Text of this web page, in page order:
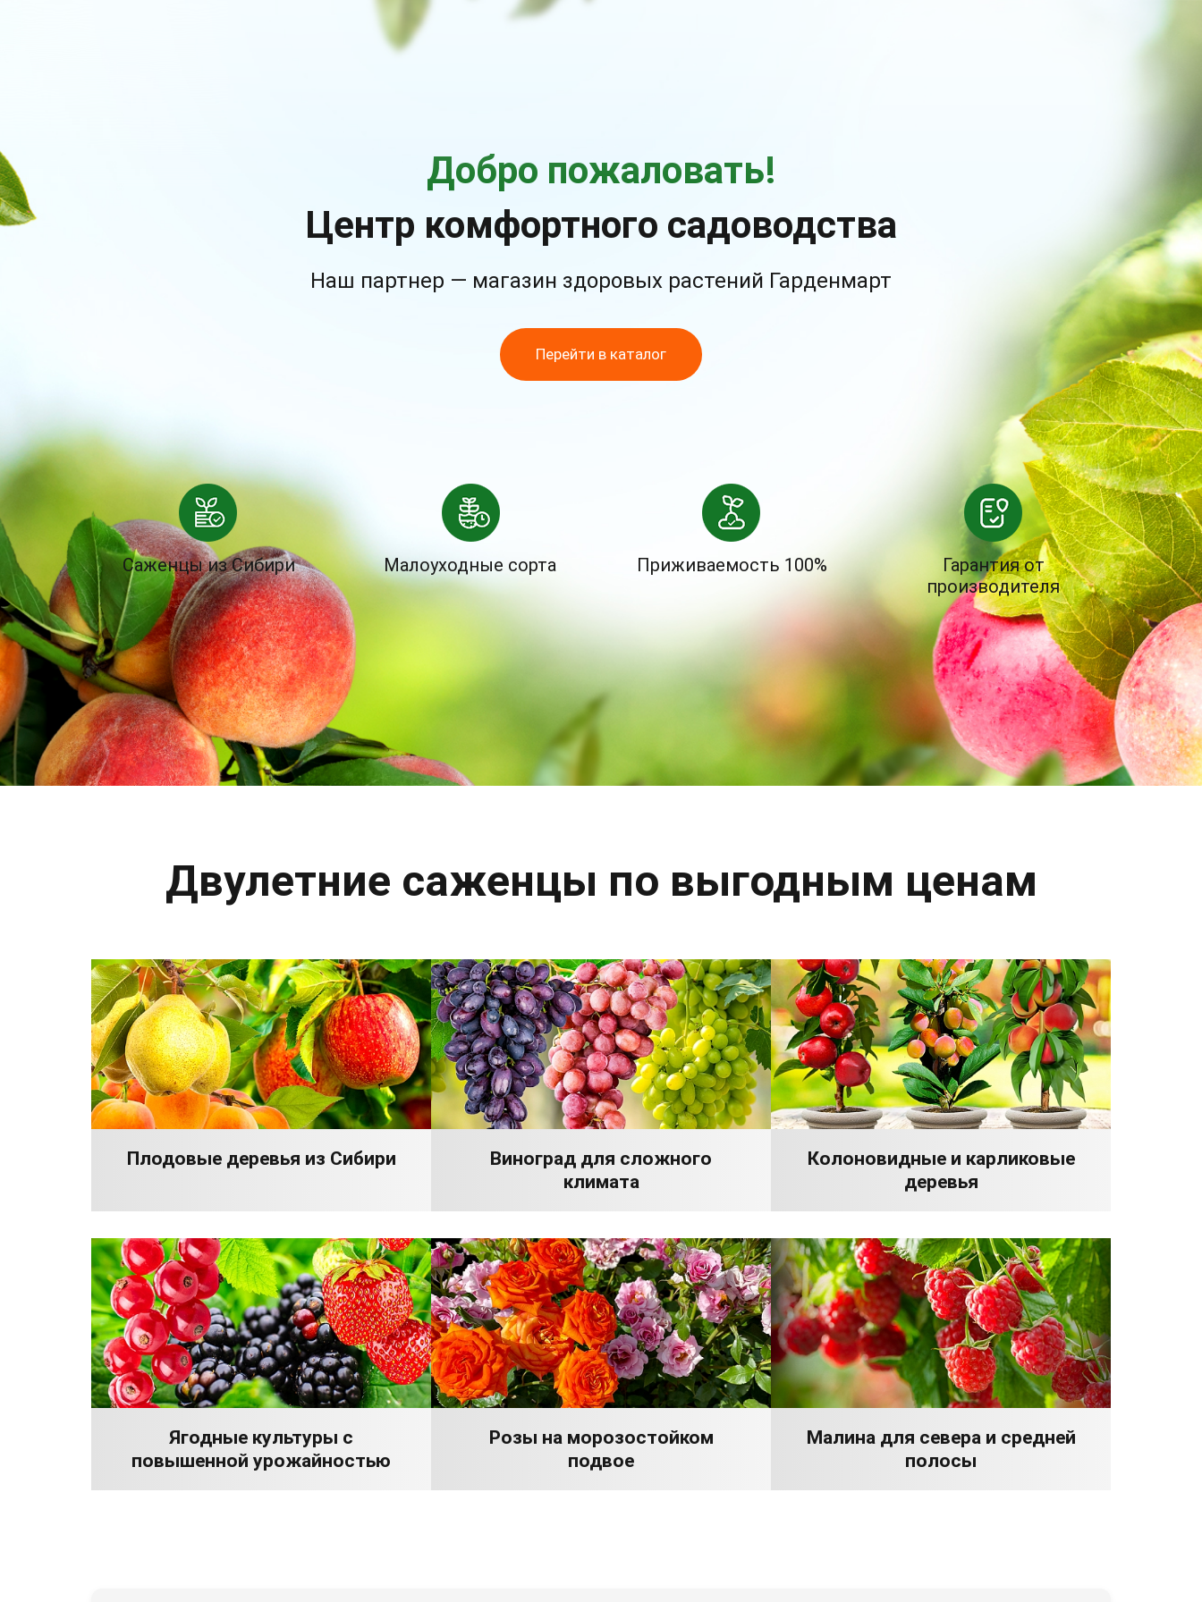
Добро пожаловать!
Центр комфортного садоводства
Наш партнер — магазин здоровых растений Гарденмарт
Перейти в каталог
Саженцы из Сибири Малоуходные сорта Приживаемость 100%
Гарантия от
производителя
Двулетние саженцы по выгодным ценам
Плодовые деревья из Сибири
Виноград для сложного
климата
Колоновидные и карликовые
деревья
Ягодные культуры с
повышенной урожайностью
Розы на морозостойком
подвое
Малина для севера и средней
полосы